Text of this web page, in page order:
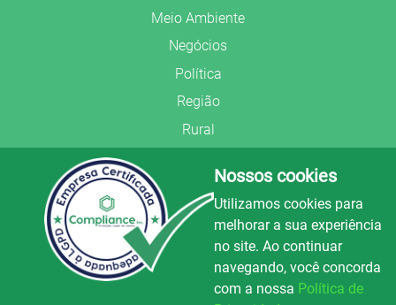
Meio Ambiente
Negócios
Política
Região
Rural
Segurança Pública
União Frederiquense
Nossos cookies
Utilizamos cookies para
melhorar a sua experiência
no site. Ao continuar
navegando, você concorda
com a nossa Política de